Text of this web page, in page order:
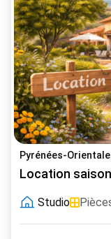
Pyrénées-
Location
Studio